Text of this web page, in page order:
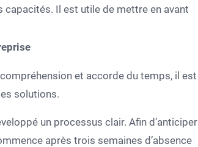
Il est utile de mettre en avant
et accorde du temps, il est
solutions.
un processus clair. Afin d’anticiper
après trois semaines d’absence